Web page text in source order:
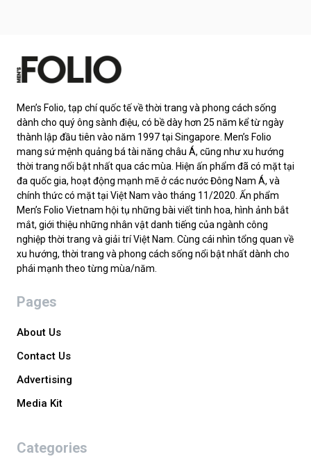
Men’s Folio, tạp chí quốc tế về thời trang và phong cách sống
dành cho quý ông sành điệu, có bề dày hơn 25 năm kể từ ngày
thành lập đầu tiên vào năm 1997 tại Singapore. Men’s Folio
mang sứ mệnh quảng bá tài năng châu Á, cũng như xu hướng
thời trang nổi bật nhất qua các mùa. Hiện ấn phẩm đã có mặt tại
đa quốc gia, hoạt động mạnh mẽ ở các nước Đông Nam Á, và
chính thức có mặt tại Việt Nam vào tháng 11/2020. Ấn phẩm
Men’s Folio Vietnam hội tụ những bài viết tinh hoa, hình ảnh bắt
mắt, giới thiệu những nhân vật danh tiếng của ngành công
nghiệp thời trang và giải trí Việt Nam. Cùng cái nhìn tổng quan về
xu hướng, thời trang và phong cách sống nổi bật nhất dành cho
phái mạnh theo từng mùa/năm.
Pages
About Us
Contact Us
Advertising
Media Kit
Categories